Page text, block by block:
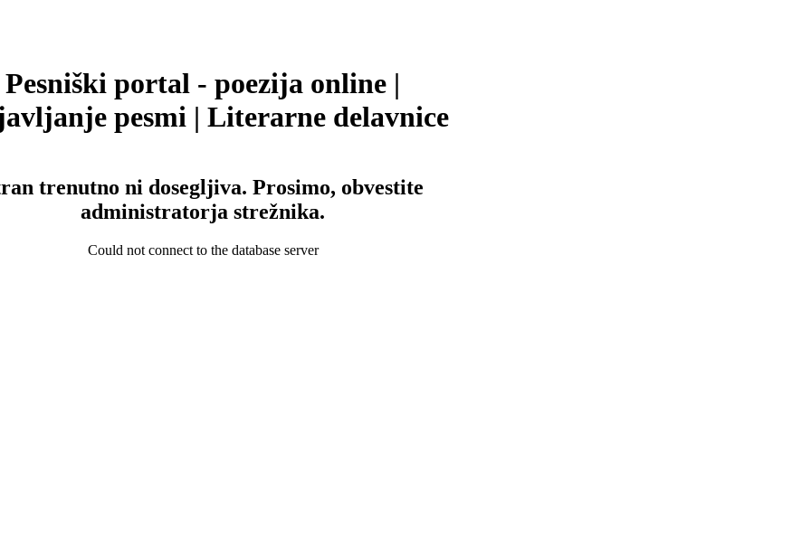
Pesniški portal - poezija online |
pesmi | Literarne delavnice
trenutno ni dosegljiva. Prosimo, obvestite
administratorja strežnika.
Could not connect to the database server